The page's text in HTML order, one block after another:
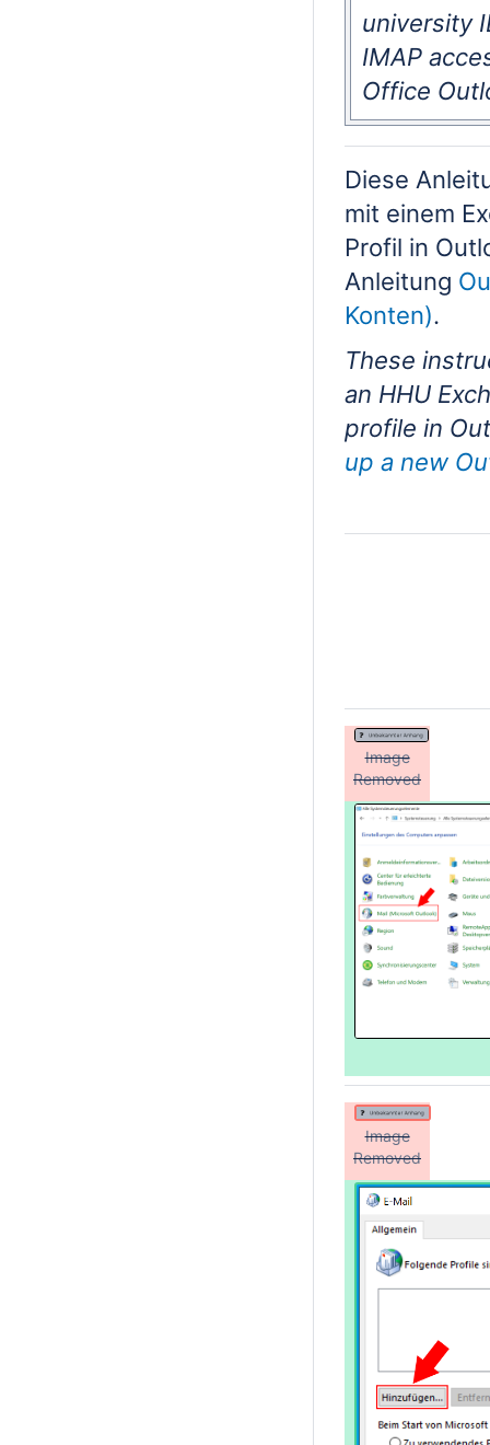
university
IMAP
Office
Diese
mit einem
Profil in
Anleitung
Konten).
These
an HHU
profile in
up a new
Image
Removed
Image
Removed